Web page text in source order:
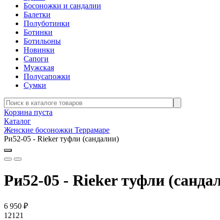
Босоножки и сандалии
Балетки
Полуботинки
Ботинки
Ботильоны
Новинки
Сапоги
Мужская
Полусапожки
Сумки
Корзина пуста
Каталог
Женские босоножки Террамаре
Ри52-05 - Rieker туфли (сандалии)
Ри52-05 - Rieker туфли
6 950 ₽
12121